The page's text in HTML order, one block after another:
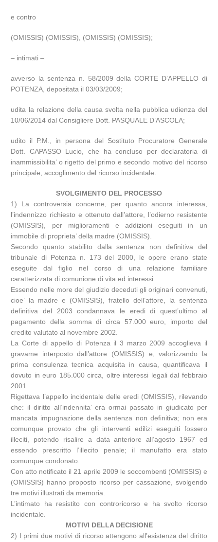
e contro
(OMISSIS) (OMISSIS), (OMISSIS) (OMISSIS);
– intimati –
avverso la sentenza n. 58/2009 della CORTE D’APPELLO di
POTENZA, depositata il 03/03/2009;
udita la relazione della causa svolta nella pubblica udienza del
10/06/2014 dal Consigliere Dott. PASQUALE D’ASCOLA;
udito il P.M., in persona del Sostituto Procuratore Generale
Dott. CAPASSO Lucio, che ha concluso per declaratoria di
inammissibilita’ o rigetto del primo e secondo motivo del ricorso
principale, accoglimento del ricorso incidentale.
SVOLGIMENTO DEL PROCESSO
1) La controversia concerne, per quanto ancora interessa,
l’indennizzo richiesto e ottenuto dall’attore, l’odierno resistente
(OMISSIS), per miglioramenti e addizioni eseguiti in un
immobile di proprieta’ della madre (OMISSIS).
Secondo quanto stabilito dalla sentenza non definitiva del
tribunale di Potenza n. 173 del 2000, le opere erano state
eseguite dal figlio nel corso di una relazione familiare
caratterizzata di comunione di vita ed interessi.
Essendo nelle more del giudizio deceduti gli originari convenuti,
cioe’ la madre e (OMISSIS), fratello dell’attore, la sentenza
definitiva del 2003 condannava le eredi di quest’ultimo al
pagamento della somma di circa 57.000 euro, importo del
credito valutato al novembre 2002.
La Corte di appello di Potenza il 3 marzo 2009 accoglieva il
gravame interposto dall’attore (OMISSIS) e, valorizzando la
prima consulenza tecnica acquisita in causa, quantificava il
dovuto in euro 185.000 circa, oltre interessi legali dal febbraio
2001.
Rigettava l’appello incidentale delle eredi (OMISSIS), rilevando
che: il diritto all’indennita’ era ormai passato in giudicato per
mancata impugnazione della sentenza non definitiva; non era
comunque provato che gli interventi edilizi eseguiti fossero
illeciti, potendo risalire a data anteriore all’agosto 1967 ed
essendo prescritto l’illecito penale; il manufatto era stato
comunque condonato.
Con atto notificato il 21 aprile 2009 le soccombenti (OMISSIS) e
(OMISSIS) hanno proposto ricorso per cassazione, svolgendo
tre motivi illustrati da memoria.
L’intimato ha resistito con controricorso e ha svolto ricorso
incidentale.
MOTIVI DELLA DECISIONE
2) I primi due motivi di ricorso attengono all’esistenza del diritto